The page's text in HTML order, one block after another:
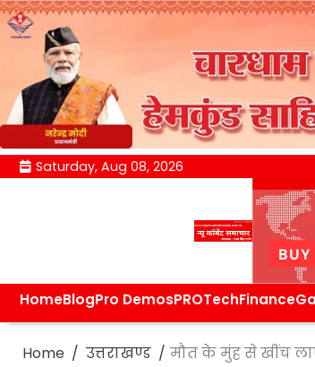
Skip Saturday, Aug 08, 2026
HomeBlogPro DemosPROTechFinance
Home उत्तराखण्ड मौत के मुंह से खींच